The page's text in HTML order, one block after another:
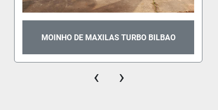
MOINHO DE MAXILAS TURBO BILBAO
‹ ›